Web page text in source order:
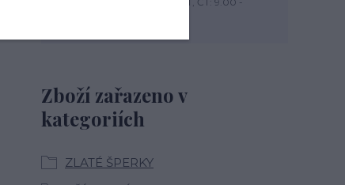
Zboží zařazeno v
kategoriích
ZLATÉ ŠPERKY